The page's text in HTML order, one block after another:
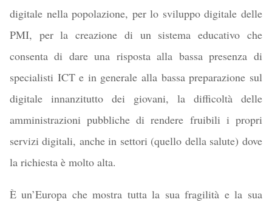
digitale nella popolazione, per lo sviluppo digitale delle
PMI, per la creazione di un sistema educativo che
consenta di dare una risposta alla bassa presenza di
specialisti ICT e in generale alla bassa preparazione sul
digitale innanzitutto dei giovani, la difficoltà delle
amministrazioni pubbliche di rendere fruibili i propri
servizi digitali, anche in settori (quello della salute) dove
la richiesta è molto alta.
È un’Europa che mostra tutta la sua fragilità e la sua